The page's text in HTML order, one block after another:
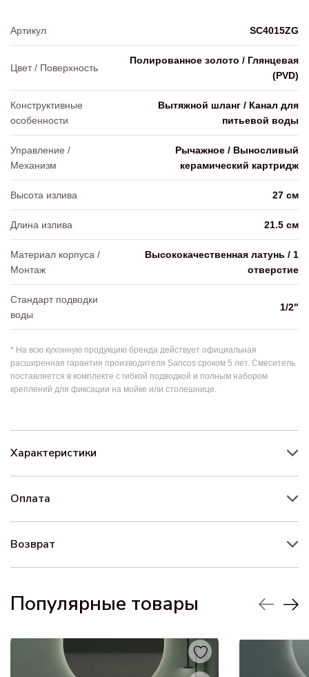
Артикул SC4015ZG
Цвет / Поверхность
Полированное золото / Глянцевая
(PVD)
Конструктивные
особенности
Вытяжной шланг / Канал для
питьевой воды
Управление /
Механизм
Рычажное / Выносливый
керамический картридж
Высота излива 27 см
Длина излива 21.5 см
Материал корпуса /
Монтаж
Высококачественная латунь / 1
отверстие
Стандарт подводки
воды
1/2"
* На всю кухонную продукцию бренда действует официальная
расширенная гарантия производителя Sancos сроком 5 лет. Смеситель
поставляется в комплекте с гибкой подводкой и полным набором
креплений для фиксации на мойке или столешнице.
Характеристики
Оплата
Возврат
Популярные товары